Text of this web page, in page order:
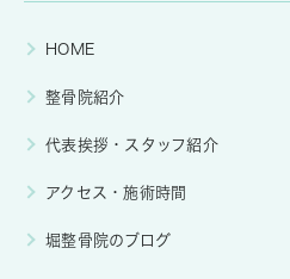
HOME
整骨院紹介
代表挨拶・スタッフ紹介
アクセス・施術時間
堀整骨院のブログ